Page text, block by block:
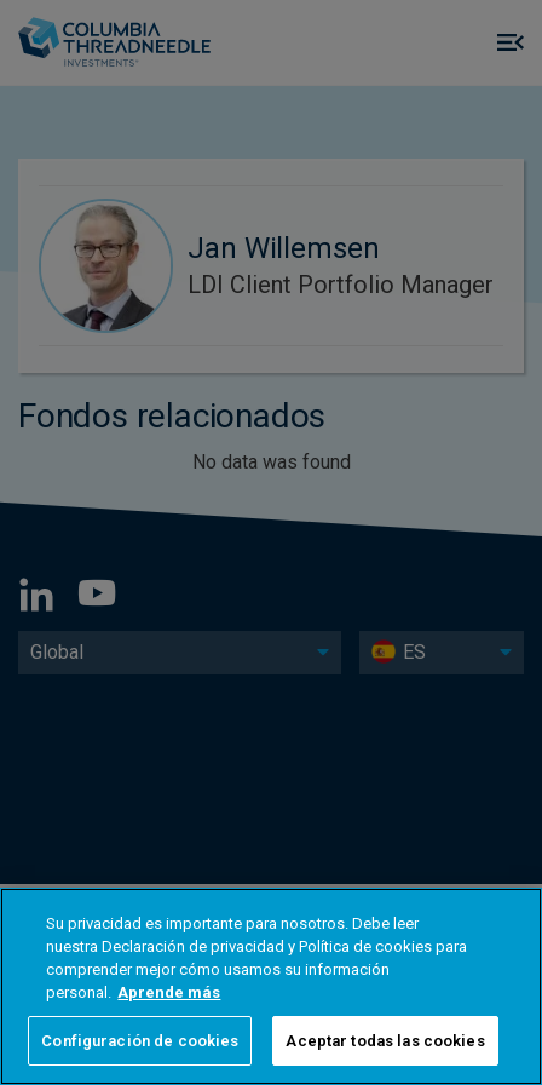
Jan Willemsen
LDI Client Portfolio Manager
Fondos relacionados
No data was found
Global ES
Su privacidad es importante para nosotros. Debe leer
nuestra Declaración de privacidad y Política de cookies para
comprender mejor cómo usamos su información
personal. Aprende más
Configuración de cookies Aceptar todas las cookies